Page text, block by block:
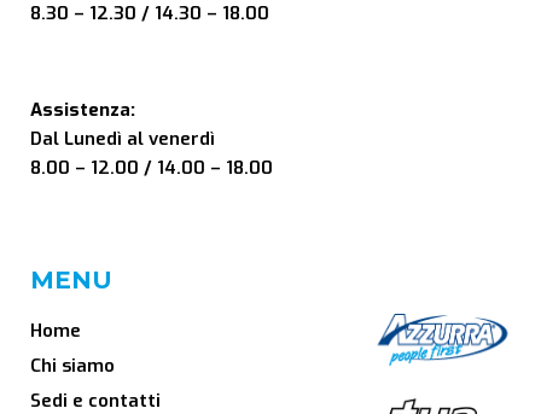
8.30 – 12.30 / 14.30 – 18.00
Assistenza:
Dal Lunedì al venerdì
8.00 – 12.00 / 14.00 – 18.00
MENU
Home
Chi siamo
Sedi e contatti